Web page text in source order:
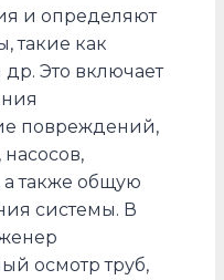
и определяют
такие как
Это включает
повреждений,
а также общую
системы. В
осмотр труб,